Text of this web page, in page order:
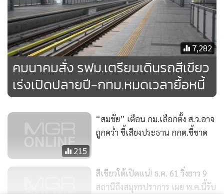
7,282
คมนาคมสั่ง รฟม.เตรียมเดินรถสีเขียว
เร่งเปิดปลายปี-กทม.หมดเวลายื้อหนี้
215
“สมชัย” เตือน กม.เลือกตั้ง ส.ว.อาจ
ถูกคว่ำ ชี้เสียงประธาน กกต.ชี้ขาด
สีเขียวใต้เปิดแน่! ธ.ค. 61 วิ่งยาว 9
สถานีถึงสมุทรปราการ เผย พ.ค.นี้รับ